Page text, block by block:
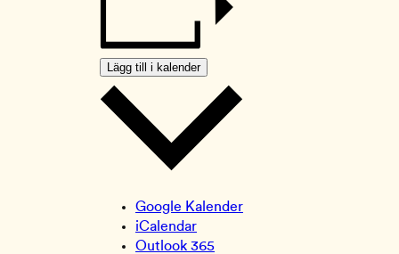
Lägg till i kalender
Google Kalender
iCalendar
Outlook 365